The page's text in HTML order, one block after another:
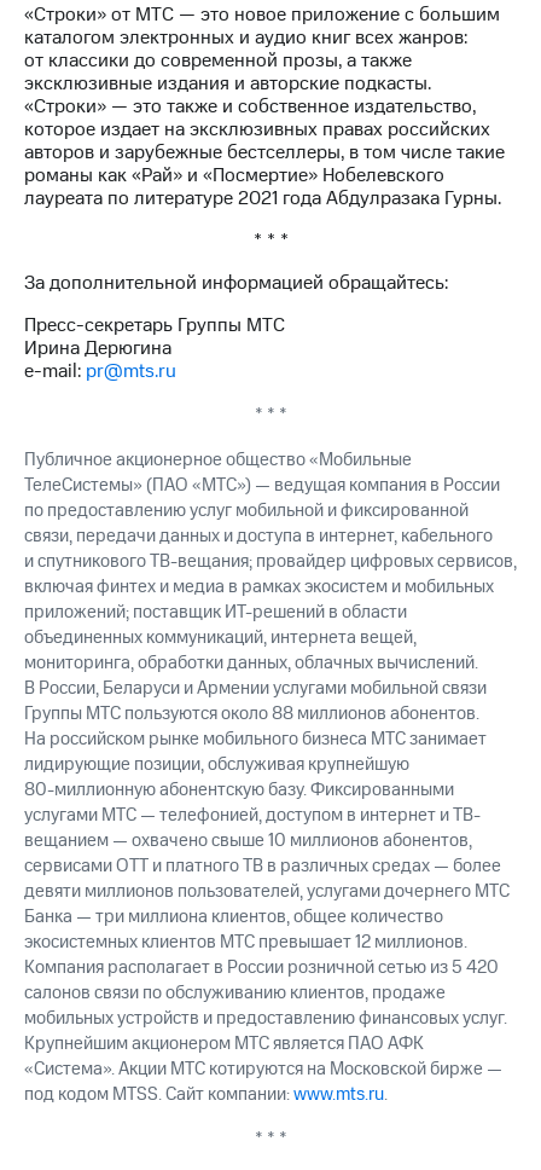
«Строки» от МТС — это новое приложение с большим
каталогом электронных и аудио книг всех жанров:
от классики до современной прозы, а также
эксклюзивные издания и авторские подкасты.
«Строки» — это также и собственное издательство,
которое издает на эксклюзивных правах российских
авторов и зарубежные бестселлеры, в том числе такие
романы как «Рай» и «Посмертие» Нобелевского
лауреата по литературе 2021 года Абдулразака Гурны.
* * *
За дополнительной информацией обращайтесь:
Пресс-секретарь Группы МТС
Ирина Дерюгина
e-mail: pr@mts.ru
* * *
Публичное акционерное общество «Мобильные
ТелеСистемы» (ПАО «МТС») — ведущая компания в России
по предоставлению услуг мобильной и фиксированной
связи, передачи данных и доступа в интернет, кабельного
и спутникового ТВ-вещания; провайдер цифровых сервисов,
включая финтех и медиа в рамках экосистем и мобильных
приложений; поставщик ИТ-решений в области
объединенных коммуникаций, интернета вещей,
мониторинга, обработки данных, облачных вычислений.
В России, Беларуси и Армении услугами мобильной связи
Группы МТС пользуются около 88 миллионов абонентов.
На российском рынке мобильного бизнеса МТС занимает
лидирующие позиции, обслуживая крупнейшую
80-миллионнуюабонентскую базу. Фиксированными
услугами МТС — телефонией, доступом в интернет и ТВ-
вещанием — охвачено свыше 10 миллионов абонентов,
сервисами OTT и платного ТВ в различных средах — более
девяти миллионов пользователей, услугами дочернего МТС
Банка — три миллиона клиентов, общее количество
экосистемных клиентов МТС превышает 12 миллионов.
Компания располагает в России розничной сетью из 5 420
салонов связи по обслуживанию клиентов, продаже
мобильных устройств и предоставлению финансовых услуг.
Крупнейшим акционером МТС является ПАО АФК
«Система». Акции МТС котируются на Московской бирже —
под кодом MTSS. Сайт компании:www.mts.ru.
* * *